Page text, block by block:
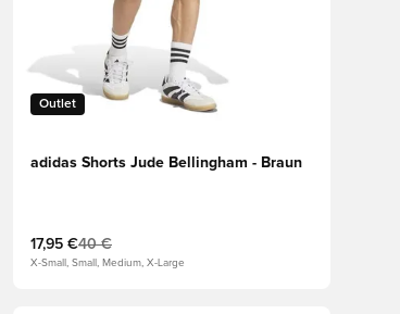
Outlet
adidas Shorts Jude Bellingham - Braun
17,95 €40 €
X-Small, Small, Medium, X-Large